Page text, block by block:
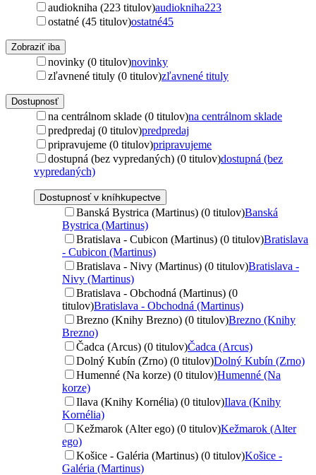
audiokniha (223 titulov)audiokniha223
ostatné (45 titulov)ostatné45
Zobraziť iba
novinky (0 titulov)novinky
zľavnené tituly (0 titulov)zľavnené tituly
Dostupnosť
na centrálnom sklade (0 titulov)na centrálnom sklade
predpredaj (0 titulov)predpredaj
pripravujeme (0 titulov)pripravujeme
dostupná (bez vypredaných) (0 titulov)dostupná (bez
vypredaných)
Dostupnosť v kníhkupectve
Banská Bystrica (Martinus) (0 titulov)Banská
Bystrica (Martinus)
Bratislava - Cubicon (Martinus) (0 titulov)Bratislava
- Cubicon (Martinus)
Bratislava - Nivy (Martinus) (0 titulov)Bratislava -
Nivy (Martinus)
Bratislava - Obchodná (Martinus) (0
titulov)Bratislava - Obchodná (Martinus)
Brezno (Knihy Brezno) (0 titulov)Brezno (Knihy
Brezno)
Čadca (Arcus) (0 titulov)Čadca (Arcus)
Dolný Kubín (Zrno) (0 titulov)Dolný Kubín (Zrno)
Humenné (Na korze) (0 titulov)Humenné (Na
korze)
Ilava (Knihy Kornélia) (0 titulov)Ilava (Knihy
Kornélia)
Kežmarok (Alter ego) (0 titulov)Kežmarok (Alter
ego)
Košice - Galéria (Martinus) (0 titulov)Košice -
Galéria (Martinus)